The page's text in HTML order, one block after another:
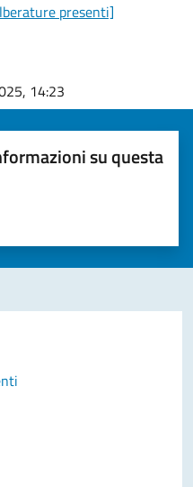
presenti]
14:23
su questa
(da 1 a 5 stelle)
valutare la chiarezza delle
5